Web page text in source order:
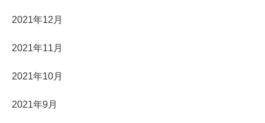
2021年12月
2021年11月
2021年10月
2021年9月